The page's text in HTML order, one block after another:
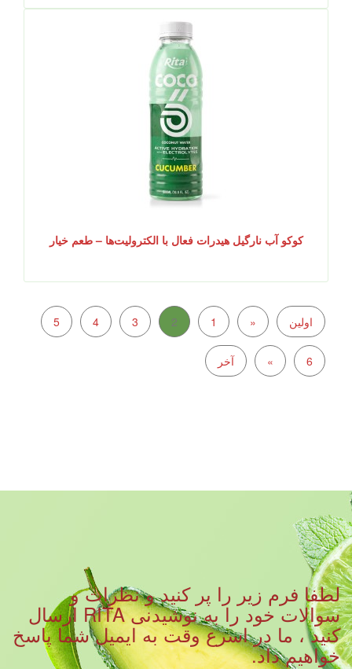
کوکو آب نارگیل هیدرات فعال با الکترولیت‌ها – طعم خیار
اولین «
1
2
3
4
5
6
» آخر
لطفا فرم زیر را پر کنید و نظرات و
سوالات خود را به نوشیدنی RITA ارسال
کنید ، ما در اسرع وقت به ایمیل شما پاسخ
خواهیم داد.